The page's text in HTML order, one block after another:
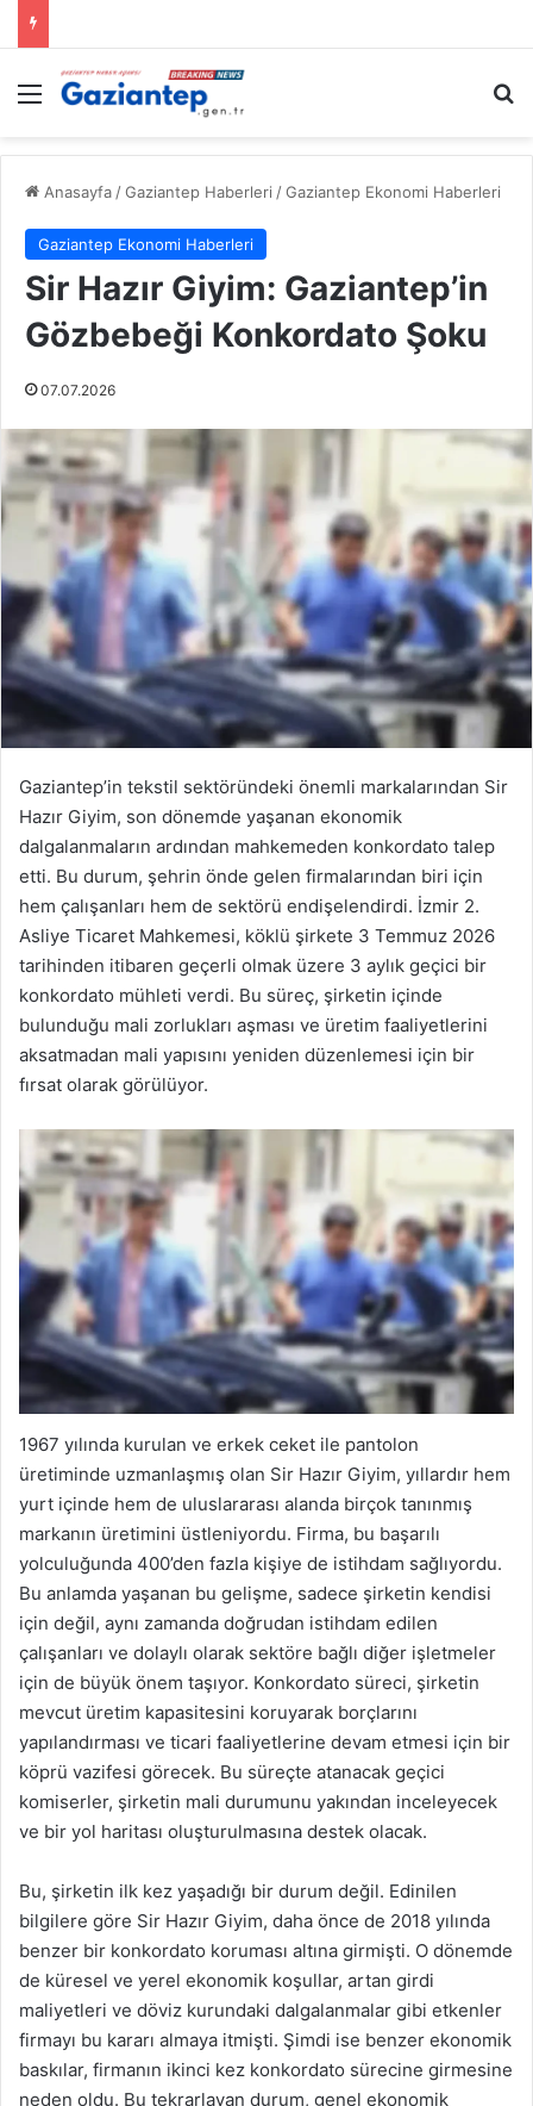
Menü
Anasayfa /Gaziantep Haberleri /Gaziantep Ekonomi Haberleri
Gaziantep Ekonomi Haberleri
Sir Hazır Giyim: Gaziantep’in
Gözbebeği Konkordato Şoku
07.07.2026
Gaziantep’in tekstil sektöründeki önemli markalarından Sir
Hazır Giyim, son dönemde yaşanan ekonomik
dalgalanmaların ardından mahkemeden konkordato talep
etti. Bu durum, şehrin önde gelen firmalarından biri için
hem çalışanları hem de sektörü endişelendirdi. İzmir 2.
Asliye Ticaret Mahkemesi, köklü şirkete 3 Temmuz 2026
tarihinden itibaren geçerli olmak üzere 3 aylık geçici bir
konkordato mühleti verdi. Bu süreç, şirketin içinde
bulunduğu mali zorlukları aşması ve üretim faaliyetlerini
aksatmadan mali yapısını yeniden düzenlemesi için bir
fırsat olarak görülüyor.
1967 yılında kurulan ve erkek ceket ile pantolon
üretiminde uzmanlaşmış olan Sir Hazır Giyim, yıllardır hem
yurt içinde hem de uluslararası alanda birçok tanınmış
markanın üretimini üstleniyordu. Firma, bu başarılı
yolculuğunda 400’den fazla kişiye de istihdam sağlıyordu.
Bu anlamda yaşanan bu gelişme, sadece şirketin kendisi
için değil, aynı zamanda doğrudan istihdam edilen
çalışanları ve dolaylı olarak sektöre bağlı diğer işletmeler
için de büyük önem taşıyor. Konkordato süreci, şirketin
mevcut üretim kapasitesini koruyarak borçlarını
yapılandırması ve ticari faaliyetlerine devam etmesi için bir
köprü vazifesi görecek. Bu süreçte atanacak geçici
komiserler, şirketin mali durumunu yakından inceleyecek
ve bir yol haritası oluşturulmasına destek olacak.
Bu, şirketin ilk kez yaşadığı bir durum değil. Edinilen
bilgilere göre Sir Hazır Giyim, daha önce de 2018 yılında
benzer bir konkordato koruması altına girmişti. O dönemde
de küresel ve yerel ekonomik koşullar, artan girdi
maliyetleri ve döviz kurundaki dalgalanmalar gibi etkenler
firmayı bu kararı almaya itmişti. Şimdi ise benzer ekonomik
baskılar, firmanın ikinci kez konkordato sürecine girmesine
neden oldu. Bu tekrarlayan durum, genel ekonomik